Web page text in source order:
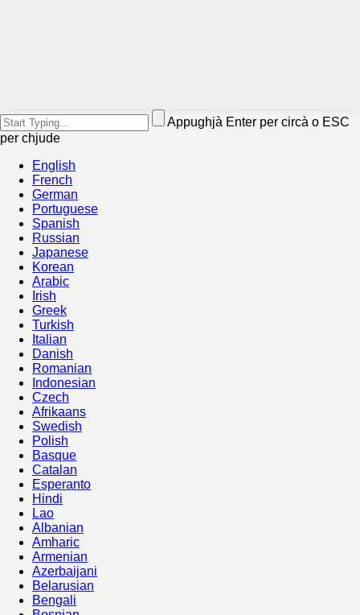
Appughjà Enter per circà o ESC
per chjude
English
French
German
Portuguese
Spanish
Russian
Japanese
Korean
Arabic
Irish
Greek
Turkish
Italian
Danish
Romanian
Indonesian
Czech
Afrikaans
Swedish
Polish
Basque
Catalan
Esperanto
Hindi
Lao
Albanian
Amharic
Armenian
Azerbaijani
Belarusian
Bengali